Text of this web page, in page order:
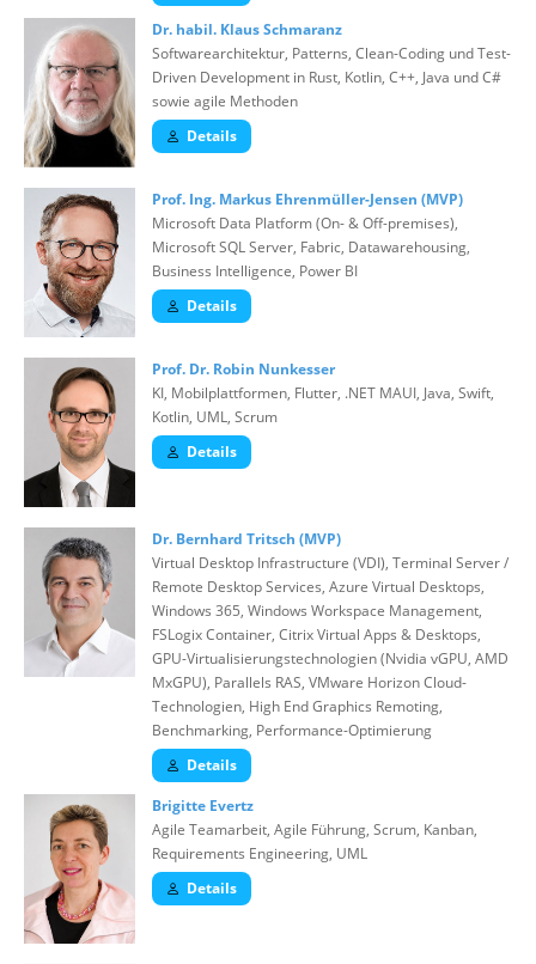
Dr. habil. Klaus Schmaranz
Softwarearchitektur, Patterns, Clean-Coding und Test-
Driven Development in Rust, Kotlin, C++, Java und C#
sowie agile Methoden
Details
Prof. Ing. Markus Ehrenmüller-Jensen (MVP)
Microsoft Data Platform (On- & Off-premises),
Microsoft SQL Server, Fabric, Datawarehousing,
Business Intelligence, Power BI
Details
Prof. Dr. Robin Nunkesser
KI, Mobilplattformen, Flutter, .NET MAUI, Java, Swift,
Kotlin, UML, Scrum
Details
Dr. Bernhard Tritsch (MVP)
Virtual Desktop Infrastructure (VDI), Terminal Server /
Remote Desktop Services, Azure Virtual Desktops,
Windows 365, Windows Workspace Management,
FSLogix Container, Citrix Virtual Apps & Desktops,
GPU-Virtualisierungstechnologien (Nvidia vGPU, AMD
MxGPU), Parallels RAS, VMware Horizon Cloud-
Technologien, High End Graphics Remoting,
Benchmarking, Performance-Optimierung
Details
Brigitte Evertz
Agile Teamarbeit, Agile Führung, Scrum, Kanban,
Requirements Engineering, UML
Details